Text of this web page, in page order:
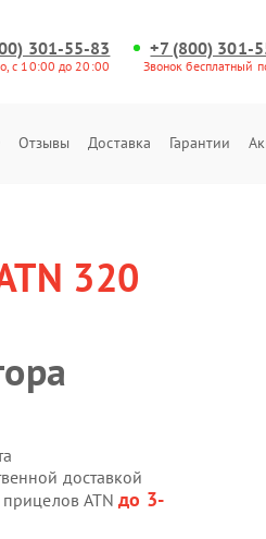
301-55-83
с 10:00 до 20:00
+7 (800) 301-
Звонок бесплатный
Отзывы Доставка Гарантии
320
доставкой
прицелов ATNдо 3-